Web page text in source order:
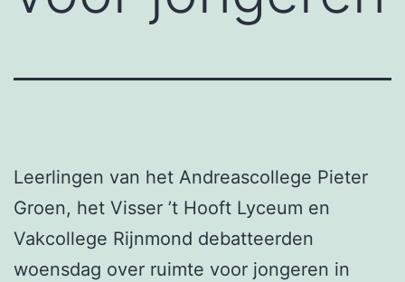
Leerlingen van het Andreascollege Pieter
Groen, het Visser ’t Hooft Lyceum en
Vakcollege Rijnmond debatteerden
woensdag over ruimte voor jongeren in